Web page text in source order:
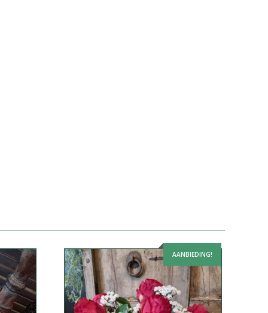
AANBIEDING!